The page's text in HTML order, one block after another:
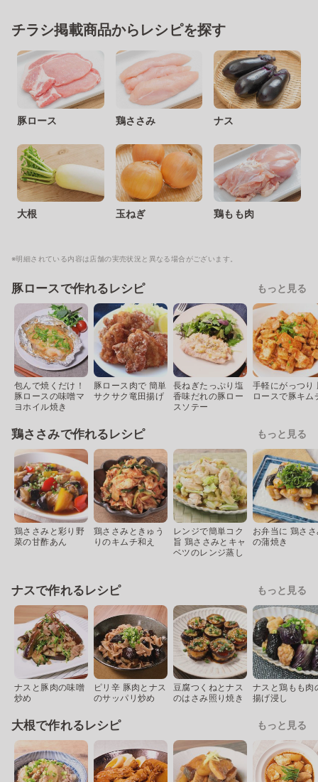
チラシ掲載商品からレシピを探す
豚ロース 鶏ささみ ナス
大根 玉ねぎ 鶏もも肉
※明細されている内容は店舗の実売状況と異なる場合がございます。
豚ロースで作れるレシピ もっと見る
包んで焼くだけ！
豚ロースの味噌マ
ヨホイル焼き
豚ロース肉で 簡単
サクサク竜田揚げ
長ねぎたっぷり塩
香味だれの豚ロー
スソテー
手軽にがっつり
ロースで豚キム
鶏ささみで作れるレシピ もっと見る
鶏ささみと彩り野
菜の甘酢あん
鶏ささみときゅう
りのキムチ和え
レンジで簡単コク
旨 鶏ささみとキャ
ベツのレンジ蒸し
お弁当に 鶏さ
の蒲焼き
ナスで作れるレシピ もっと見る
ナスと豚肉の味噌
炒め
ピリ辛 豚肉とナス
のサッパリ炒め
豆腐つくねとナス
のはさみ照り焼き
ナスと鶏もも肉
揚げ浸し
大根で作れるレシピ もっと見る